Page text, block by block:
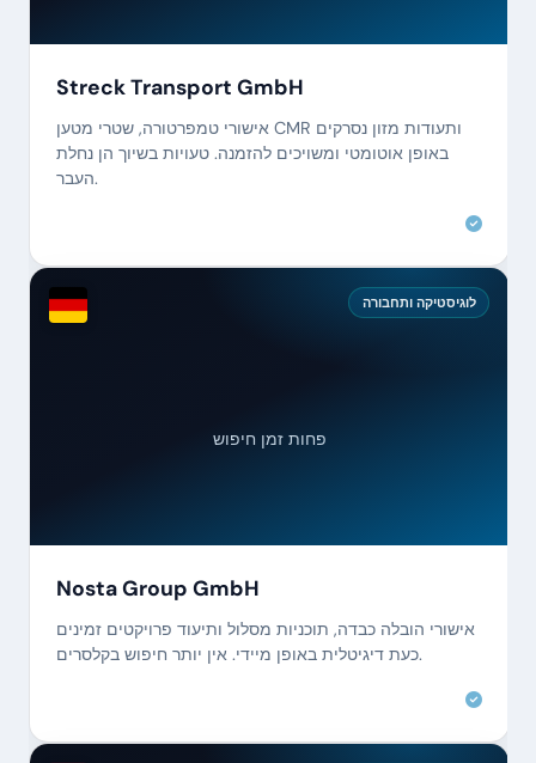
Streck Transport GmbH
אישורי טמפרטורה, שטרי מטען CMR ותעודות מזון נסרקים
באופן אוטומטי ומשויכים להזמנה. טעויות בשיוך הן נחלת
העבר.
לוגיסטיקה ותחבורה
פחות זמן חיפוש
Nosta Group GmbH
אישורי הובלה כבדה, תוכניות מסלול ותיעוד פרויקטים זמינים
כעת דיגיטלית באופן מיידי. אין יותר חיפוש בקלסרים.